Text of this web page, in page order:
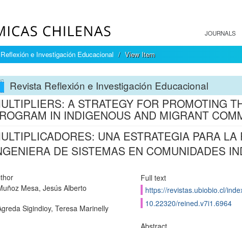
JOURNALS
e Investigación Educacional View Item
Revista Reflexión e Investigación Educacional
A STRATEGY FOR PROMOTING
IN INDIGENOUS AND MIGRANT
UNA ESTRATEGIA PARA
DE SISTEMAS EN COMUNIDADES
Mesa, Jesús Alberto
Sigindioy, Teresa Marinelly
Full text
https://revistas.ubiobio.cl/
10.22320/reined.v7i1.6964
Abstract